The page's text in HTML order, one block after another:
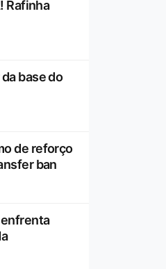
Rafinha
base do
de reforço
ban
enfrenta